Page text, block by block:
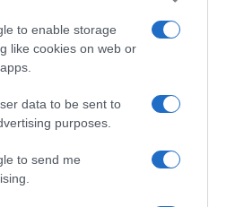
to enable storage
like cookies on web or
data to be sent to
purposes.
to send me
és az ikrek jegyben
ametrin felsorolt hatásai mind
Twitter Pinterest